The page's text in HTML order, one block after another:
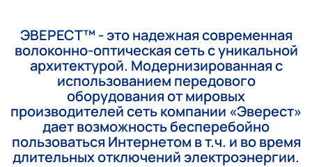
ЭВЕРЕСТ™ - это надежная современная
волоконно-оптическая сеть с уникальной
архитектурой. Модернизированная с
использованием передового
оборудования от мировых
производителей сеть компании «Эверест»
дает возможность бесперебойно
пользоваться Интернетом в т.ч. и во время
длительных отключений электроэнергии.